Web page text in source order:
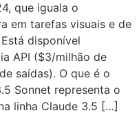
que iguala o
em tarefas visuais e de
disponível
API ($3/milhão de
saídas). O que é o
Sonnet representa o
linha Claude 3.5 […]